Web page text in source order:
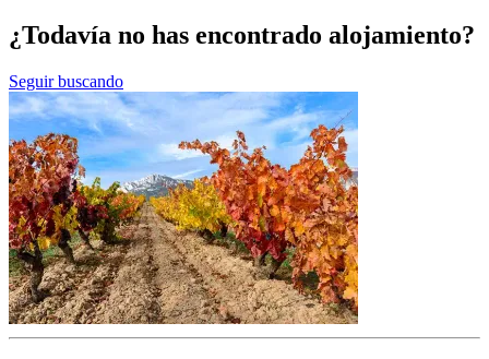
¿Todavía no has encontrado alojamiento?
Seguir buscando